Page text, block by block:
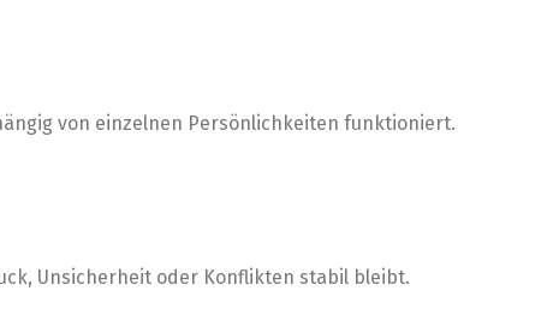
von einzelnen Persönlichkeiten funktioniert.
Unsicherheit oder Konflikten stabil bleibt.